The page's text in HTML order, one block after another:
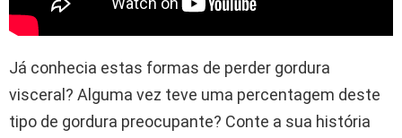
Já conhecia estas formas de perder gordura
visceral? Alguma vez teve uma percentagem deste
tipo de gordura preocupante? Conte a sua história